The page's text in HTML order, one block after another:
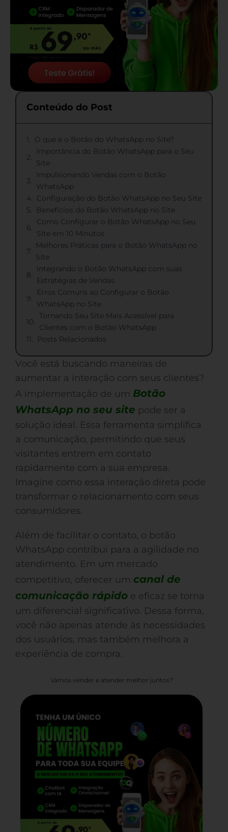
Conteúdo do Post
O que é o Botão do WhatsApp no Site?
Importância do Botão WhatsApp para o Seu
Site
Impulsionando Vendas com o Botão
WhatsApp
Configuração do Botão WhatsApp no Seu Site
Benefícios do Botão WhatsApp no Site
Como Configurar o Botão WhatsApp no Seu
Site em 10 Minutos
Melhores Práticas para o Botão WhatsApp no
Site
Integrando o Botão WhatsApp com suas
Estratégias de Vendas
Erros Comuns ao Configurar o Botão
WhatsApp no Site
Tornando Seu Site Mais Acessível para
Clientes com o Botão WhatsApp
Posts Relacionados
Você está buscando maneiras de
aumentar a interação com seus clientes?
A implementação de um Botão
WhatsApp no seu site pode ser a
solução ideal. Essa ferramenta simplifica
a comunicação, permitindo que seus
visitantes entrem em contato
rapidamente com a sua empresa.
Imagine como essa interação direta pode
transformar o relacionamento com seus
consumidores.
Além de facilitar o contato, o botão
WhatsApp contribui para a agilidade no
atendimento. Em um mercado
competitivo, oferecer um canal de
comunicação rápido e eficaz se torna
um diferencial significativo. Dessa forma,
você não apenas atende às necessidades
dos usuários, mas também melhora a
experiência de compra.
Vamos vender e atender melhor juntos?